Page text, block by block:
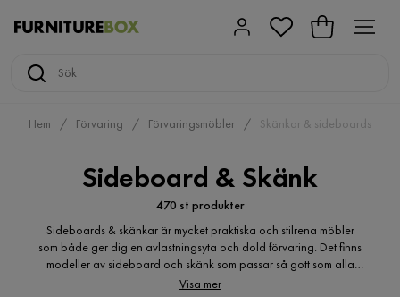
Hem Förvaring Förvaringsmöbler Skänkar & sideboards
Sideboard & Skänk
470 st produkter
Sideboards & skänkar är mycket praktiska och stilrena möbler
som både ger dig en avlastningsyta och dold förvaring. Det finns
modeller av sideboard och skänk som passar så gott som alla
hem och inredningsstilar. Dessutom kan de stå i rum med
Visa mer